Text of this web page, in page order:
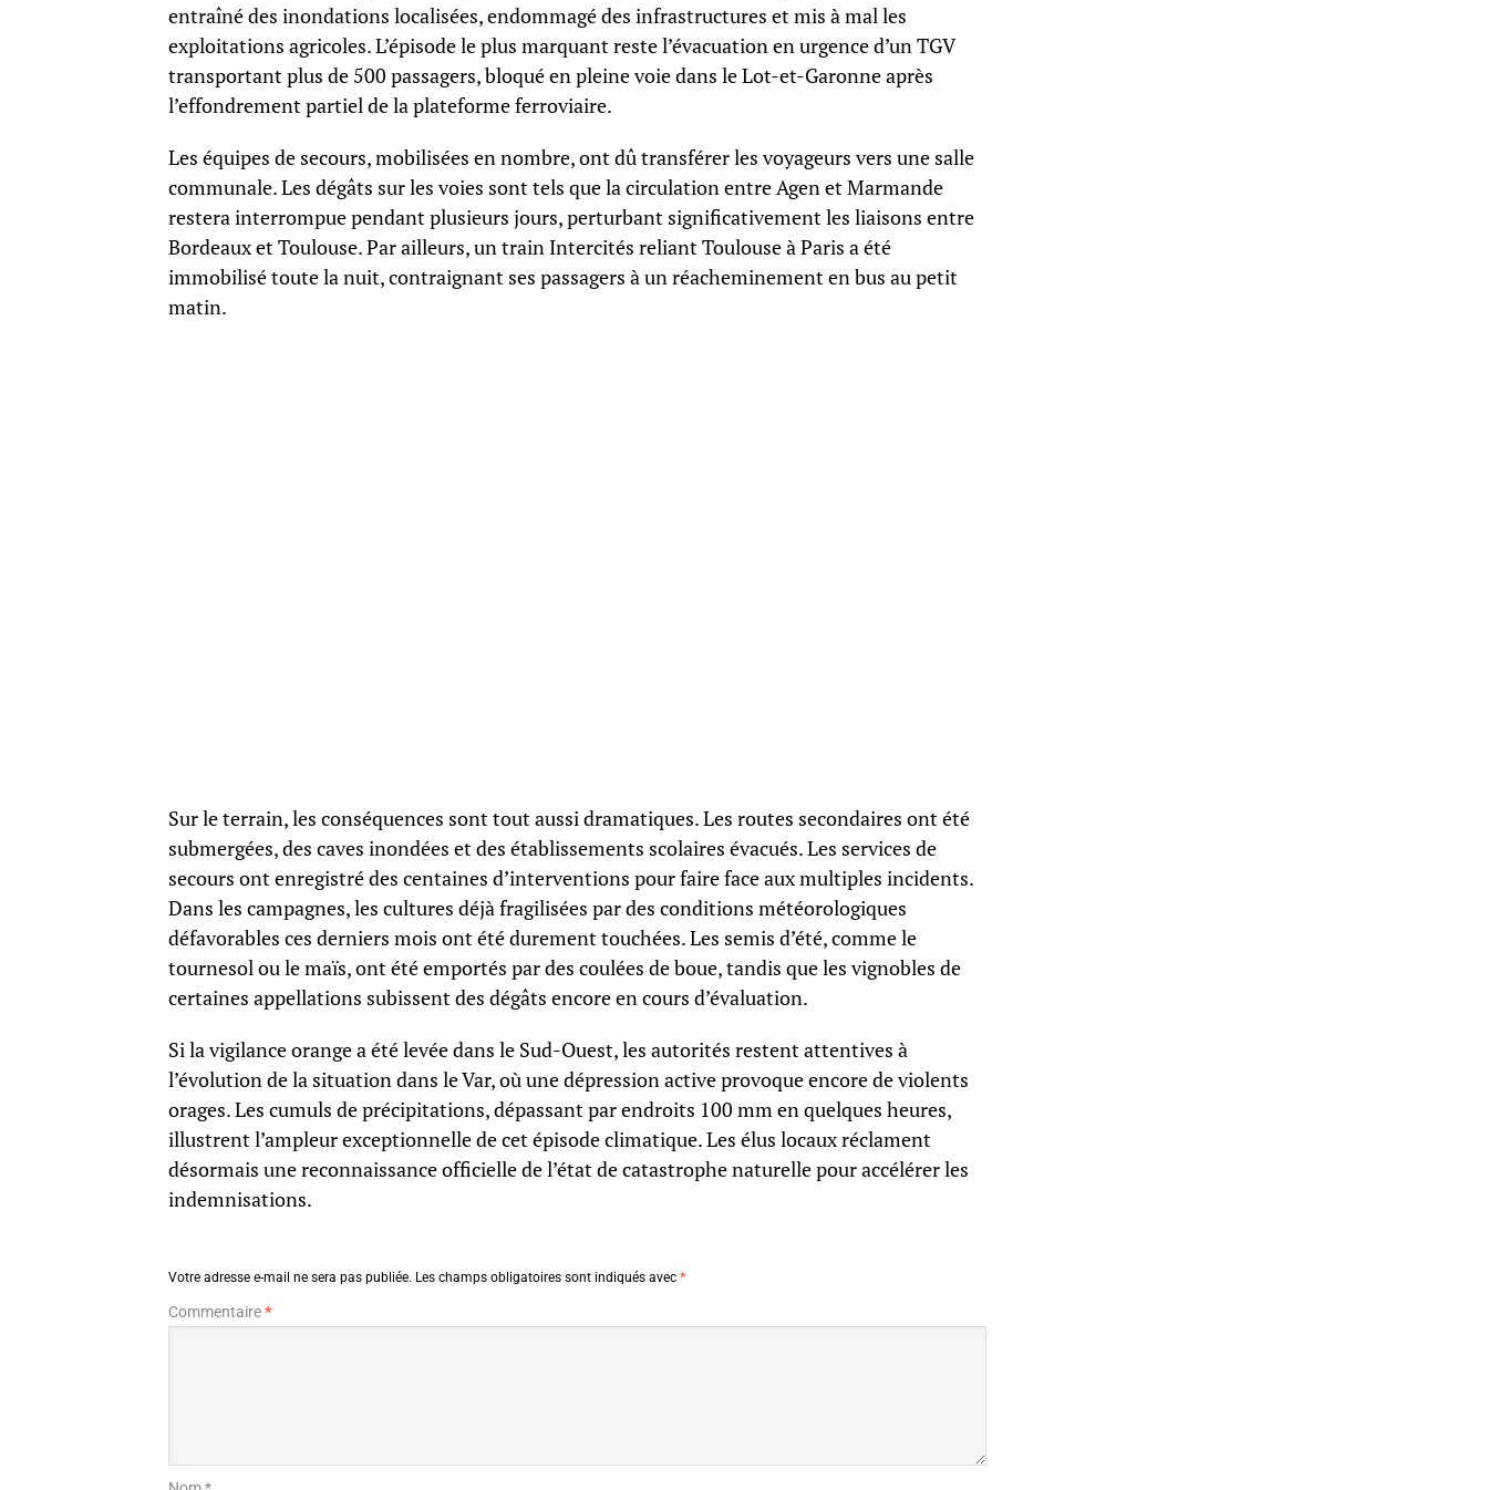
entraîné des inondations localisées, endommagé des infrastructures et mis à mal les
exploitations agricoles. L’épisode le plus marquant reste l’évacuation en urgence d’un TGV
transportant plus de 500 passagers, bloqué en pleine voie dans le Lot-et-Garonne après
l’effondrement partiel de la plateforme ferroviaire.
Les équipes de secours, mobilisées en nombre, ont dû transférer les voyageurs vers une salle
communale. Les dégâts sur les voies sont tels que la circulation entre Agen et Marmande
restera interrompue pendant plusieurs jours, perturbant significativement les liaisons entre
Bordeaux et Toulouse. Par ailleurs, un train Intercités reliant Toulouse à Paris a été
immobilisé toute la nuit, contraignant ses passagers à un réacheminement en bus au petit
matin.
Sur le terrain, les conséquences sont tout aussi dramatiques. Les routes secondaires ont été
submergées, des caves inondées et des établissements scolaires évacués. Les services de
secours ont enregistré des centaines d’interventions pour faire face aux multiples incidents.
Dans les campagnes, les cultures déjà fragilisées par des conditions météorologiques
défavorables ces derniers mois ont été durement touchées. Les semis d’été, comme le
tournesol ou le maïs, ont été emportés par des coulées de boue, tandis que les vignobles de
certaines appellations subissent des dégâts encore en cours d’évaluation.
Si la vigilance orange a été levée dans le Sud-Ouest, les autorités restent attentives à
l’évolution de la situation dans le Var, où une dépression active provoque encore de violents
orages. Les cumuls de précipitations, dépassant par endroits 100 mm en quelques heures,
illustrent l’ampleur exceptionnelle de cet épisode climatique. Les élus locaux réclament
désormais une reconnaissance officielle de l’état de catastrophe naturelle pour accélérer les
indemnisations.
Votre adresse e-mail ne sera pas publiée. Les champs obligatoires sont indiqués avec *
Commentaire*